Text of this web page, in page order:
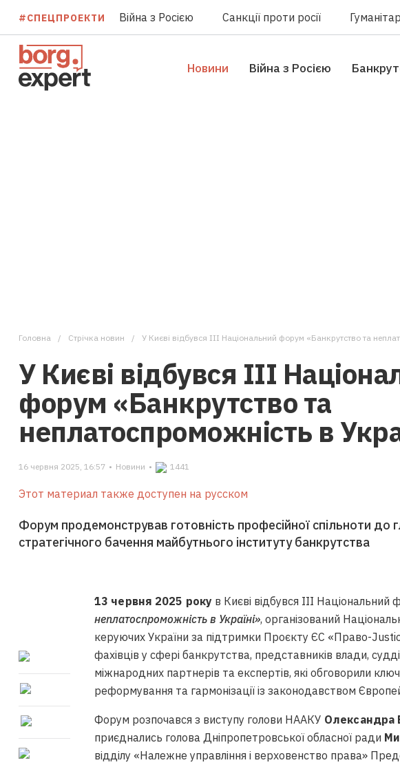
#СПЕЦПРОЕКТИ Війна з Росією Санкції проти росії
Новини Війна з Росією
Головна Стрічка новин У Києві відбувся ІІІ Національний форум «Банкрутство та
У Києві відбувся ІІІ
форум «Банкрутство та
неплатоспроможність в
16 червня 2025, 16:57 • Новини • 1441
Этот материал также доступен на русском
Форум продемонстрував готовність професійної спільноти до
стратегічного бачення майбутнього інституту банкрутства
13 червня 2025 рокув Києві відбувся ІІІ Національний
неплатоспроможність в Україні», організований
керуючих України за підтримки Проєкту ЄС «Право-
фахівців у сфері банкрутства, представників влади,
міжнародних партнерів та експертів, які обговорили
реформування та гармонізації із законодавством
Форум розпочався з виступу голови НААКУ Олександра
приєднались голова Дніпропетровської обласної ради
відділу «Належне управління і верховенство права»